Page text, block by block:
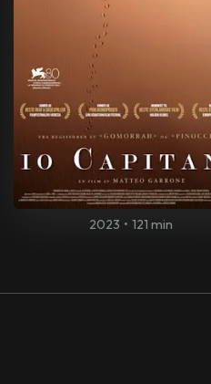
2023 • 121 min